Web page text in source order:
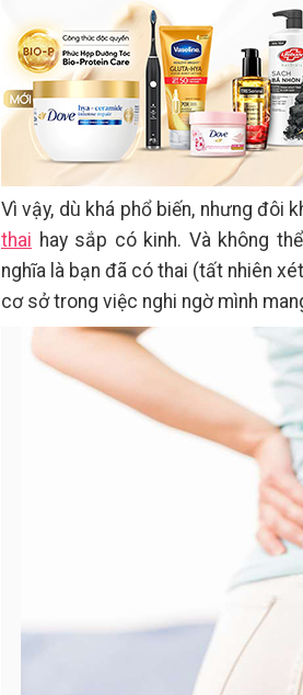
Vì vậy, dù khá phổ biến, nhưng đôi
thai hay sắp có kinh. Và không
nghĩa là bạn đã có thai (tất nhiên
cơ sở trong việc nghi ngờ mình